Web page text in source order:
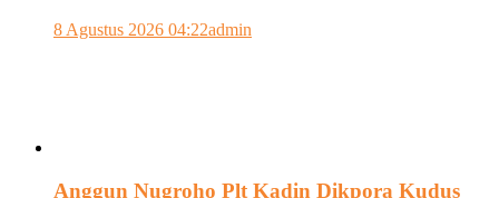
8 Agustus 2026 04:22admin
Anggun Nugroho Plt Kadin Dikpora Kudus